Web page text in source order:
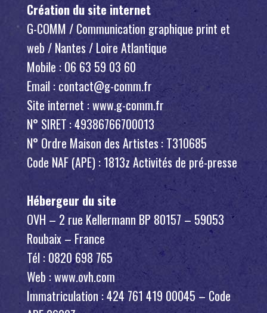
Création du site internet
G-COMM / Communication graphique print et
web / Nantes / Loire Atlantique
Mobile : 06 63 59 03 60
Email : contact@g-comm.fr
Site internet : www.g-comm.fr
N° SIRET : 49386766700013
N° Ordre Maison des Artistes : T310685
Code NAF (APE) : 1813z Activités de pré-presse
Hébergeur du site
OVH – 2 rue Kellermann BP 80157 – 59053
Roubaix – France
Tél : 0820 698 765
Web : www.ovh.com
Immatriculation : 424 761 419 00045 – Code